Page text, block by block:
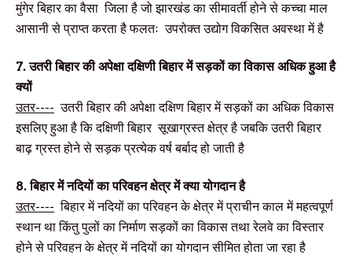
मुंगेर बिहार का वैसा जिला है जो झारखंड का सीमावर्ती होने से कच्चा माल
आसानी से प्राप्त करता है फलतः उपरोक्त उद्योग विकसित अवस्था में है
7. उतरी बिहार की अपेक्षा दक्षिणी बिहार में सड़कों का विकास अधिक हुआ है
क्यों
उतर---- उतरी बिहार की अपेक्षा दक्षिण बिहार में सड़कों का अधिक विकास
इसलिए हुआ है कि दक्षिणी बिहार सूखाग्रस्त क्षेत्र है जबकि उतरी बिहार
बाढ़ ग्रस्त होने से सड़क प्रत्येक वर्ष बर्बाद हो जाती है
8. बिहार में नदियों का परिवहन क्षेत्र में क्या योगदान है
उतर---- बिहार में नदियों का परिवहन के क्षेत्र में प्राचीन काल में महत्वपूर्ण
स्थान था किंतु पुलों का निर्माण सड़कों का विकास तथा रेलवे का विस्तार
होने से परिवहन के क्षेत्र में नदियों का योगदान सीमित होता जा रहा है